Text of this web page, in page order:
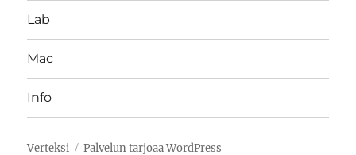
Lab
Mac
Info
Verteksi Palvelun tarjoaa WordPress